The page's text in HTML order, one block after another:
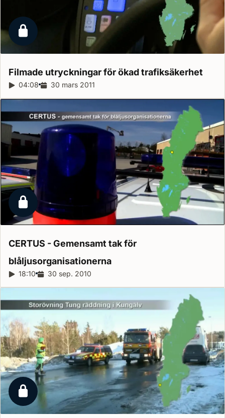
Låst reportage
Filmade utryckningar för ökadtrafiksäkerhet
Reportagelängd:
04:08 Releasedatum:
30 mars 2011
Låst reportage
CERTUS - Gemensamt tak för
blåljusorganisationerna
Reportagelängd:
18:10 Releasedatum:
30 sep. 2010
Låst reportage